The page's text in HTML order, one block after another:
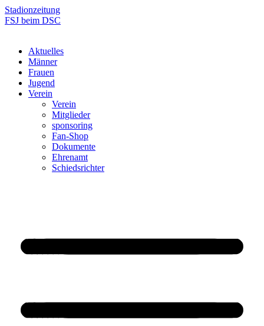
Zum
Inhalt
Stadionzeitung
FSJ beim DSC
Aktuelles
Männer
Frauen
Jugend
Verein
Verein
Mitglieder
sponsoring
Fan-Shop
Dokumente
Ehrenamt
Schiedsrichter